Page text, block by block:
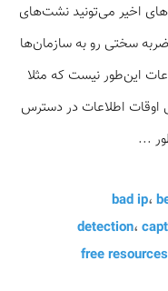
اخیر می‌تونید نشت‌های
ضربه سختی رو به سازمان‌ها
این‌طور نیست که مثلا
اوقات اطلاعات در دسترس
...
bad ip،
detection،
free resources